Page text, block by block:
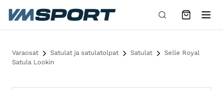
Siirry sisältöön
Varaosat Satulat ja satulatolpat Satulat
Selle Royal
Satula Lookin